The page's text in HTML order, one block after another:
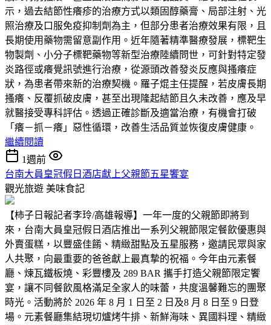
示，過去結節性癢疹的治療方式以類固醇藥膏、局部注射、光
照治療及口服免疫抑制劑為主，但部分患者治療效果有限，且
長期使用藥物需留意副作用。近年隨著精準醫療發展，標靶生
物製劑、小分子標靶藥物等新型治療陸續問世，可針對特定發
炎路徑或癢覺訊號進行治療，從源頭改善發炎反應與搔癢症
狀，為患者帶來新的治療契機。羅子焜主任提醒，若皮膚長期
搔癢、反覆抓破皮膚，甚至出現隆起結節且久未改善，應及早
就醫接受專科評估。透過正確診斷及適當治療，有機會打破
「癢－抓－癢」惡性循環，改善生活品質並恢復皮膚健康。
繼續閱讀
1週前
台南大員皇冠假日酒店獻上父親節五星饗宴
觀光旅遊 美味食記
【柿子日報記者李玲/高雄報導】一年一度的父親節即將到
來，台南大員皇冠假日酒店推出一系列父親節限定餐飲優惠與
外賣蛋糕，以豐盛佳餚、精緻甜點及五星服務，邀請民眾與家
人共聚，向最重要的爸爸獻上最真摯的祝福。今年由元素餐
廳、煉瓦鐵板燒、彩豐樓及 289 BAR 攜手打造父親節限定饗
宴，讓不同餐飲風格滿足全家人的味蕾，共度溫馨難忘的團聚
時光。活動將於 2026 年 8 月 1 日至 2 日及8 月 8 日至 9 日登
場。元素餐廳集結現切爐烤牛排、新鮮海味、異國料理、精緻